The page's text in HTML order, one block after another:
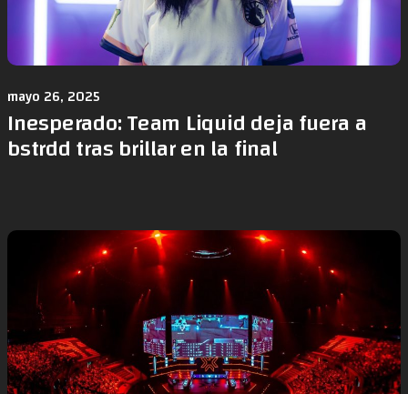
mayo 26, 2025
Inesperado: Team Liquid deja fuera a
bstrdd tras brillar en la final